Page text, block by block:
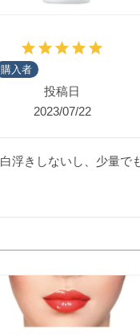
購入者
投稿日
2023/07/22
白浮きしないし、少量で